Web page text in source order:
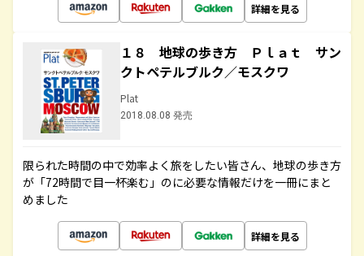
詳細を見る
１８ 地球の歩き方 Ｐｌａｔ サン
クトペテルブルク／モスクワ
Plat
2018.08.08 発売
限られた時間の中で効率よく旅をしたい皆さん、地球の歩き方
が「72時間で目一杯楽む」のに必要な情報だけを一冊にまと
めました
詳細を見る